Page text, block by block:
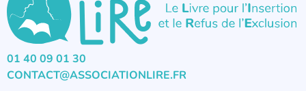
01 40 09 01 30
CONTACT@ASSOCIATIONLIRE.FR